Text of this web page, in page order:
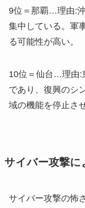
9位＝那覇…理由:
集中している。軍
る可能性が高い。
10位＝仙台…理由:
であり、復興のシ
域の機能を停止さ
サイバー攻撃
サイバー攻撃の怖